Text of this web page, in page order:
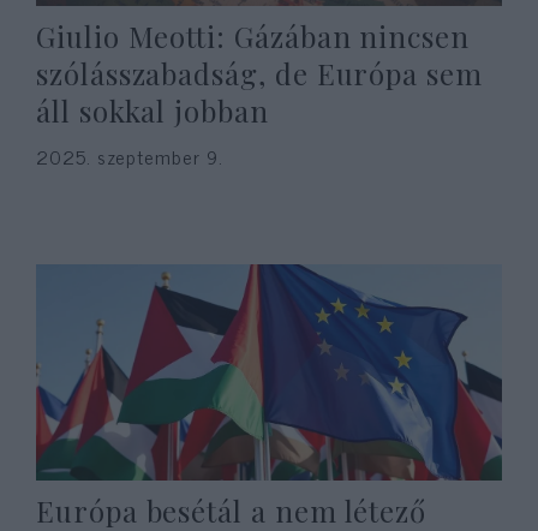
Giulio Meotti: Gázában nincsen
szólásszabadság, de Európa sem
áll sokkal jobban
2025. szeptember 9.
Európa besétál a nem létező